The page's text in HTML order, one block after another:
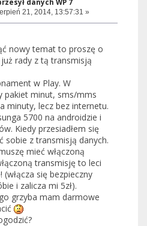
danych WP 7
21, 2014, 13:57:31 »
nowy temat to proszę o
rady z tą transmisją
w Play. W
pakiet minut, sms/mms
minuty, lecz bez internetu.
5700 na androidzie i
Kiedy przesiadłem się
sobie z transmisją danych.
mieć włączoną
transmisję to leci
się bezpieczny
i zalicza mi 5zł).
grzyba mam darmowe